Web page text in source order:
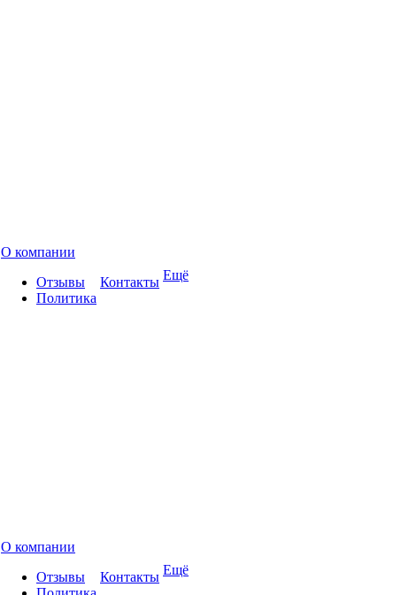
О компании
Отзывы
Политика
Контакты Ещё
О компании
Отзывы
Контакты Ещё